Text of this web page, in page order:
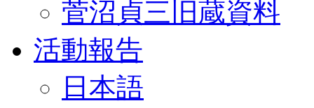
菅沼貞三旧蔵資料
活動報告
日本語